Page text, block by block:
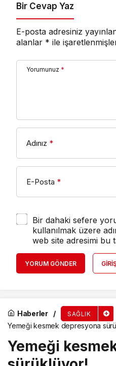
Bir Cevap Yaz
E-posta adresiniz
alanlar * ile
Yorumunuz *
Adınız *
E-Posta *
Bir dahaki sefere
kullanılmak üzere
web site adresimi bu
YORUM GÖNDER
Haberler SAĞLIK
Yemeği kesmek depresyona
Yemeği